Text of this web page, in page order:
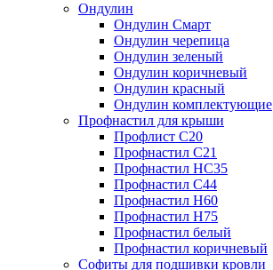
Ондулин
Ондулин Смарт
Ондулин черепица
Ондулин зеленый
Ондулин коричневый
Ондулин красный
Ондулин комплектующие
Профнастил для крыши
Профлист С20
Профнастил С21
Профнастил НС35
Профнастил С44
Профнастил Н60
Профнастил Н75
Профнастил белый
Профнастил коричневый
Софиты для подшивки кровли